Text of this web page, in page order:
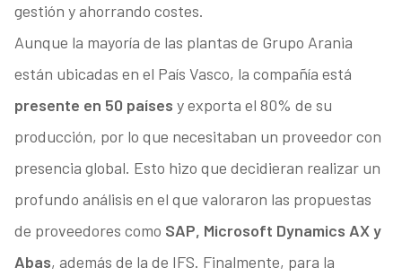
gestión y ahorrando costes.
Aunque la mayoría de las plantas de Grupo Arania
están ubicadas en el País Vasco, la compañía está
presente en 50 países y exporta el 80% de su
producción, por lo que necesitaban un proveedor con
presencia global. Esto hizo que decidieran realizar un
profundo análisis en el que valoraron las propuestas
de proveedores como SAP, Microsoft Dynamics AX y
Abas, además de la de IFS. Finalmente, para la